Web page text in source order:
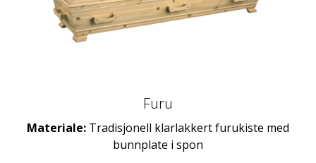
Furu
Materiale: Tradisjonell klarlakkert furukiste med
bunnplate i spon